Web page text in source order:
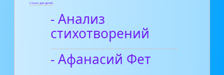
Стихи для детей
- Анализ
стихотворений
- Афанасий Фет